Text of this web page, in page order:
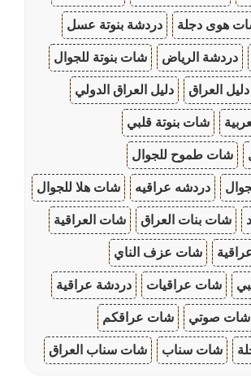
هوى دجلة دردشة بنوتة عسل
دردشة الرياض شات بنوتة للجوال
دليل العراق دليل العراق الدولي
شات بنوتة قلبي
شات طموح للجوال
دردشه عراقيه شات هلا للجوال
شات بنات العراق شات العراقية
شات عزف الناي
شات عراقيات دردشة عراقية
شات صوتي شات عراقكم
شات سناب شات سناب العراق